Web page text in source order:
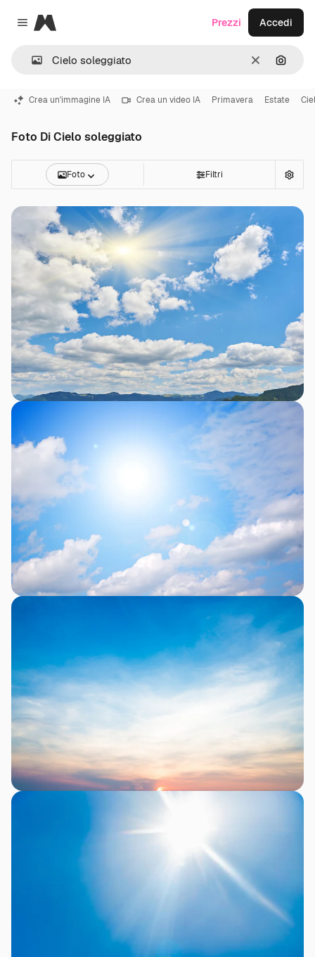
Close menu
Magnific
CancellaCerca
Prezzi Accedi
Crea un'immagine IA Crea un video IA Primavera Estate
Foto Di Cielo soleggiato
Foto Filtri